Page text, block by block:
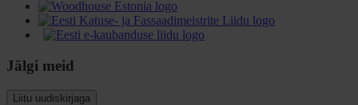
Jälgi meid
Liitu uudiskirjaga